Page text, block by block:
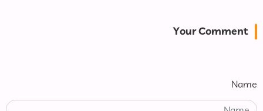
Your Comment
Name